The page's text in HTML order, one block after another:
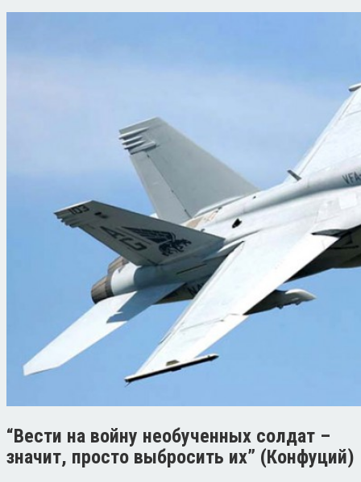
“Вести на войну необученных солдат –
значит, просто выбросить их” (Конфуций)